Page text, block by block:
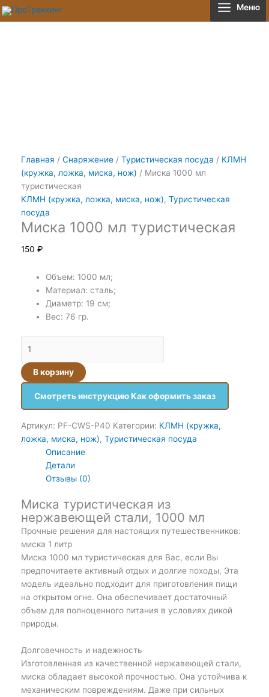
Перейти
Меню
Главная / Снаряжение/ Туристическая посуда / КЛМН
(кружка, ложка, миска, нож) / Миска 1000 мл
туристическая
КЛМН (кружка, ложка, миска, нож), Туристическая
посуда
Миска 1000 мл туристическая
150 ₽
Объем: 1000 мл;
Материал: сталь;
Диаметр: 19 см;
Вес: 76 гр.
Количество
В корзину
Смотреть инструкцию Как оформить заказ
Артикул: PF-CWS-P40 Категории: КЛМН (кружка,
ложка, миска, нож), Туристическая посуда
Описание
Детали
Отзывы (0)
Миска туристическая из
нержавеющей стали, 1000 мл
Прочные решения для настоящих путешественников:
миска 1 литр
Миска 1000 мл туристическая для Вас, если Вы
предпочитаете активный отдых и долгие походы, Эта
модель идеально подходит для приготовления пищи
на открытом огне. Она обеспечивает достаточный
объем для полноценного питания в условиях дикой
природы.
Долговечность и надежность
Изготовленная из качественной нержавеющей стали,
миска обладает высокой прочностью. Она устойчива к
механическим повреждениям. Даже при сильных